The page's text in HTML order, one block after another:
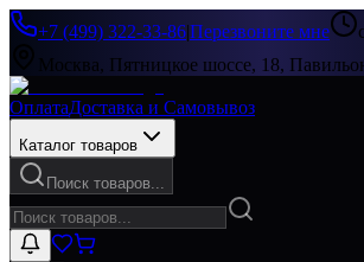
+7 (499) 322-33-86|Перезвоните мне
Москва, Пятницкое шоссе, 18,
ОплатаДоставка и Самовывоз
Каталог товаров
Поиск товаров...